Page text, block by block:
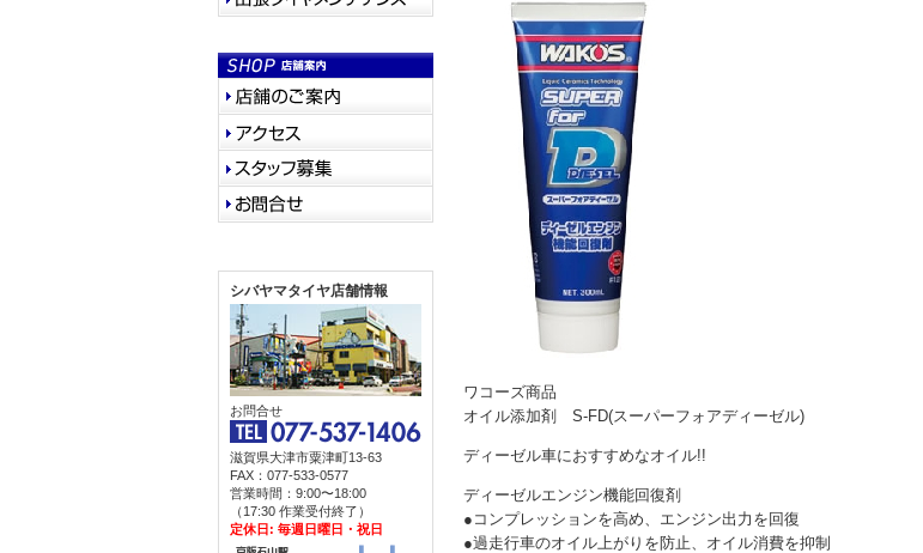
ワコーズ商品
オイル添加剤 S-FD(スーパーフォアディーゼル)
ディーゼル車におすすめなオイル!!
ディーゼルエンジン機能回復剤
●コンプレッションを高め、エンジン出力を回復
●過走行車のオイル上がりを防止、オイル消費を抑制
シバヤマタイヤ店舗情報
お問合せ
滋賀県大津市粟津町13-63
FAX：077-533-0577
営業時間：9:00〜18:00
（17:30 作業受付終了）
定休日: 毎週日曜日・祝日